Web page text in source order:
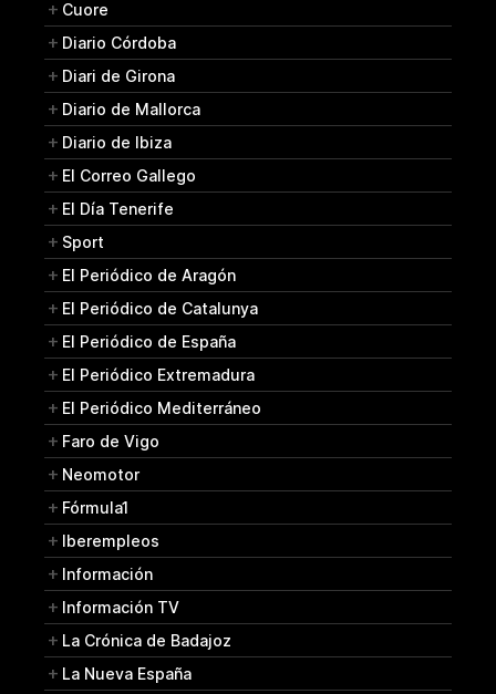
Cuore
Diario Córdoba
Diari de Girona
Diario de Mallorca
Diario de Ibiza
El Correo Gallego
El Día Tenerife
Sport
El Periódico de Aragón
El Periódico de Catalunya
El Periódico de España
El Periódico Extremadura
El Periódico Mediterráneo
Faro de Vigo
Neomotor
Fórmula1
Iberempleos
Información
Información TV
La Crónica de Badajoz
La Nueva España